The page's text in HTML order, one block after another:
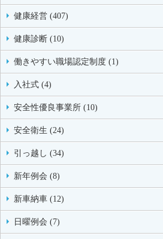
健康経営 (407)
健康診断 (10)
働きやすい職場認定制度 (1)
入社式 (4)
安全性優良事業所 (10)
安全衛生 (24)
引っ越し (34)
新年例会 (8)
新車納車 (12)
日曜例会 (7)